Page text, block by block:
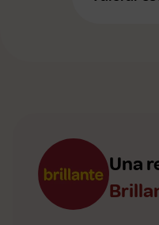
Una